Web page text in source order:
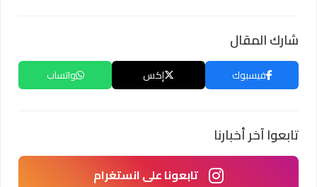
شارك المقال
فيسبوك إكس واتساب
تابعوا آخر أخبارنا
تابعونا على انستغرام